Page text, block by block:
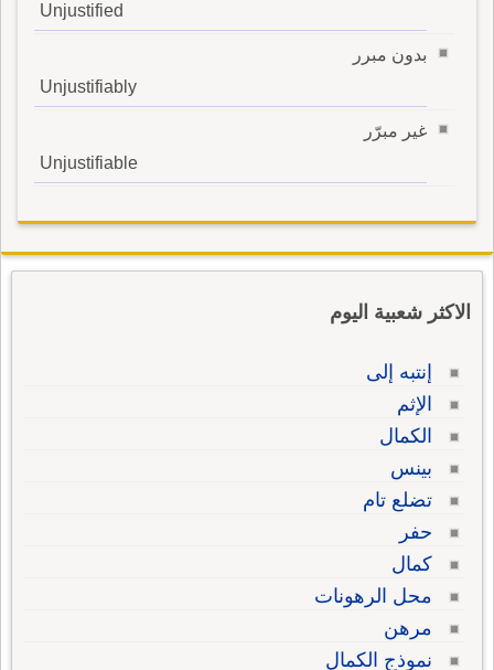
Unjustified
بدون مبرر
Unjustifiably
غير مبرّر
Unjustifiable
الاكثر شعبية اليوم
إنتبه إلى
الإثم
الكمال
بينس
تضلع تام
حفر
كمال
محل الرهونات
مرهن
نموذج الكمال